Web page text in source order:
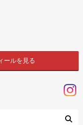
ールを見る